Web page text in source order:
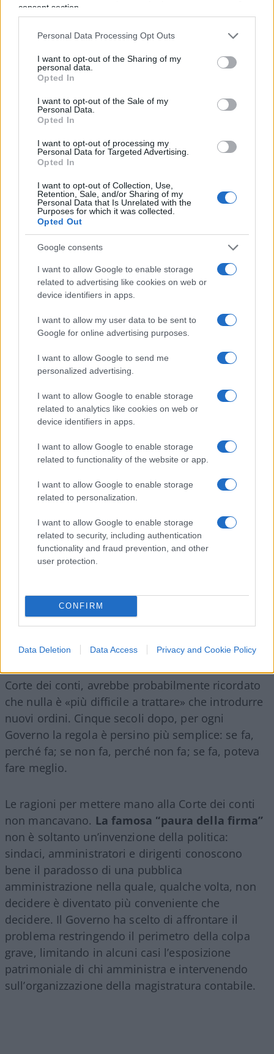
consent section.
Personal Data Processing Opt Outs
I want to opt-out of the Sharing of my
personal data.
Opted In
I want to opt-out of the Sale of my
Personal Data.
Opted In
I want to opt-out of processing my
Personal Data for Targeted Advertising.
Opted In
I want to opt-out of Collection, Use,
Retention, Sale, and/or Sharing of my
Personal Data that Is Unrelated with the
Purposes for which it was collected.
Opted Out
Google consents
I want to allow Google to enable storage
related to advertising like cookies on web or
device identifiers in apps.
I want to allow my user data to be sent to
Google for online advertising purposes.
I want to allow Google to send me
personalized advertising.
I want to allow Google to enable storage
related to analytics like cookies on web or
device identifiers in apps.
I want to allow Google to enable storage
related to functionality of the website or app.
I want to allow Google to enable storage
related to personalization.
I want to allow Google to enable storage
related to security, including authentication
functionality and fraud prevention, and other
user protection.
CONFIRM
Data Deletion Data Access Privacy and Cookie Policy
come in questo momento sta dando il “meglio” di sé.
quando non supera l’indecenza, fino a quando non
offende e non è volgare. Una frase di Alexander
Pushkin lo accompagna da sempre: “Dove non arriva
Corte dei conti, la riforma a
metà: si poteva fare di più
Chi firma non deve avere paura, chi paga le tasse
nemmeno. La magistratura contabile non deve
solo punire, ma aiutare la buona
amministrazione
Luigi Bisignani
Machiavelli,davanti alla recente riforma della
Corte dei conti, avrebbe probabilmente ricordato
che nulla è «più difficile a trattare» che introdurre
nuovi ordini. Cinque secoli dopo, per ogni
Governo la regola è persino più semplice: se fa,
perché fa; se non fa, perché non fa; se fa, poteva
fare meglio.
Le ragioni per mettere mano alla Corte dei conti
non mancavano. La famosa “paura della firma”
non è soltanto un’invenzione della politica:
sindaci, amministratori e dirigenti conoscono
bene il paradosso di una pubblica
amministrazione nella quale, qualche volta, non
decidere è diventato più conveniente che
decidere. Il Governo ha scelto di affrontare il
problema restringendo il perimetro della colpa
grave, limitando in alcuni casi l’esposizione
patrimoniale di chi amministra e intervenendo
sull’organizzazione della magistratura contabile.